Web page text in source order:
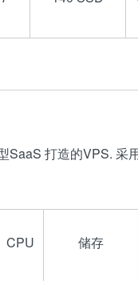
SaaS 打造的VPS. 采
CPU 储存